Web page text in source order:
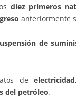
diez primeros
anteriormente
de
de
del petróleo.